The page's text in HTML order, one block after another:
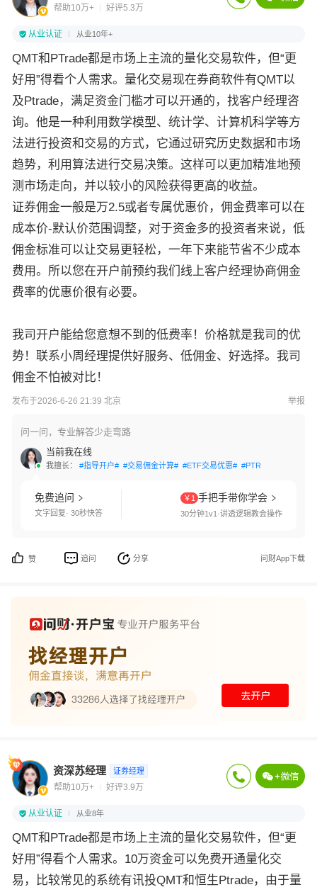
帮助10万+ 好评5.3万
从业认证 从业10年+
QMT和PTrade都是市场上主流的量化交易软件，但“更
好用”得看个人需求。量化交易现在券商软件有QMT以
及Ptrade，满足资金门槛才可以开通的，找客户经理咨
询。他是一种利用数学模型、统计学、计算机科学等方
法进行投资和交易的方式，它通过研究历史数据和市场
趋势，利用算法进行交易决策。这样可以更加精准地预
测市场走向，并以较小的风险获得更高的收益。
证券佣金一般是万2.5或者专属优惠价，佣金费率可以在
成本价-默认价范围调整，对于资金多的投资者来说，低
佣金标准可以让交易更轻松，一年下来能节省不少成本
费用。所以您在开户前预约我们线上客户经理协商佣金
费率的优惠价很有必要。
我司开户能给您意想不到的低费率！价格就是我司的优
势！联系小周经理提供好服务、低佣金、好选择。我司
佣金不怕被对比！
发布于2026-6-26 21:39 北京 举报
问一问，专业解答少走弯路
当前我在线
我擅长： #指导开户# #交易佣金计算# #ETF交易优惠# #PTRade开通#
免费追问
文字回复· 30秒快答
￥1 手把手带你学会
30分钟1v1·讲透逻辑教会操作
赞 追问 分享 问财App下载
资深苏经理 证券经理
帮助10万+ 好评3.9万
从业认证 从业8年
QMT和PTrade都是市场上主流的量化交易软件，但“更
好用”得看个人需求。10万资金可以免费开通量化交
易，比较常见的系统有讯投QMT和恒生Ptrade，由于量